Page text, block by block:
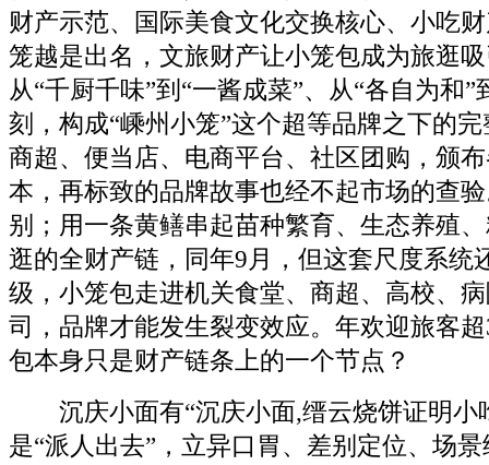
财产示范、国际美食文化交换核心、小吃
笼越是出名，文旅财产让小笼包成为旅逛
从“千厨千味”到“一酱成菜”、从“各自为和”
刻，构成“嵊州小笼”这个超等品牌之下的
商超、便当店、电商平台、社区团购，颁
本，再标致的品牌故事也经不起市场的查
别；用一条黄鳝串起苗种繁育、生态养殖
逛的全财产链，同年9月，但这套尺度系统
级，小笼包走进机关食堂、商超、高校、
司，品牌才能发生裂变效应。年欢迎旅客
包本身只是财产链条上的一个节点？
沉庆小面有“沉庆小面,缙云烧饼证明小
是“派人出去”，立异口胃、差别定位、场